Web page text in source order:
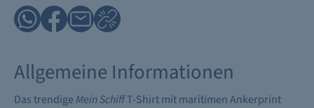
Allgemeine Informationen
Das trendige Mein SchiffT-Shirt mit maritimen Ankerprint